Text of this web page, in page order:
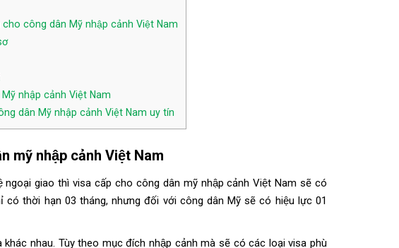
công dân Mỹ nhập cảnh Việt Nam
nhập cảnh Việt Nam
dân Mỹ nhập cảnh Việt Nam uy tín
mỹ nhập cảnh Việt Nam
giao thì visa cấp cho công dân mỹ nhập cảnh Việt Nam sẽ có
thời hạn 03 tháng, nhưng đối với công dân Mỹ sẽ có hiệu lực 01
nhau. Tùy theo mục đích nhập cảnh mà sẽ có các loại visa phù